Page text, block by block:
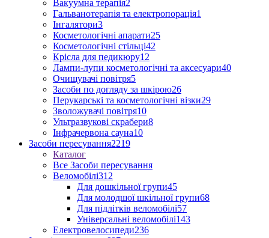
Вакуумна терапія2
Гальванотерапія та електропорація1
Інгалятори3
Косметологічні апарати25
Косметологічні стільці42
Крісла для педикюру12
Лампи-лупи косметологічні та аксесуари40
Очищувачі повітря5
Засоби по догляду за шкірою26
Перукарські та косметологічні візки29
Зволожувачі повітря10
Ультразвукові скрабери8
Інфрачервона сауна10
Засоби пересування2219
Каталог
Все Засоби пересування
Веломобілі312
Для дошкільної групи45
Для молодшої шкільної групи68
Для підлітків веломобілі57
Універсальні веломобілі143
Електровелосипеди236